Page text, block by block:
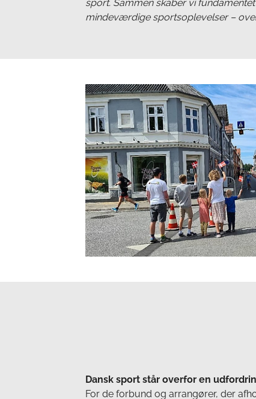
sport. Sammen skaber vi
mindeværdige sportsoplevelser –
Dansk sport står overfor en
For de forbund og arrangører, der